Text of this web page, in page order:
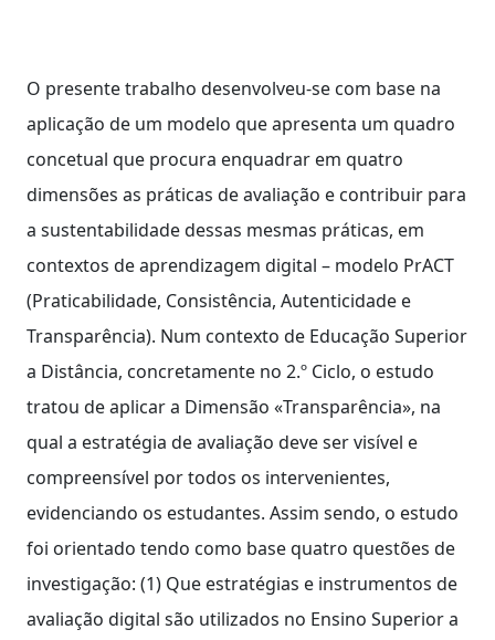
O presente trabalho desenvolveu-se com base na
aplicação de um modelo que apresenta um quadro
concetual que procura enquadrar em quatro
dimensões as práticas de avaliação e contribuir para
a sustentabilidade dessas mesmas práticas, em
contextos de aprendizagem digital – modelo PrACT
(Praticabilidade, Consistência, Autenticidade e
Transparência). Num contexto de Educação Superior
a Distância, concretamente no 2.º Ciclo, o estudo
tratou de aplicar a Dimensão «Transparência», na
qual a estratégia de avaliação deve ser visível e
compreensível por todos os intervenientes,
evidenciando os estudantes. Assim sendo, o estudo
foi orientado tendo como base quatro questões de
investigação: (1) Que estratégias e instrumentos de
avaliação digital são utilizados no Ensino Superior a